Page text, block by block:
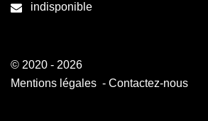
indisponible
© 2020 - 2026
Mentions légales - Contactez-nous